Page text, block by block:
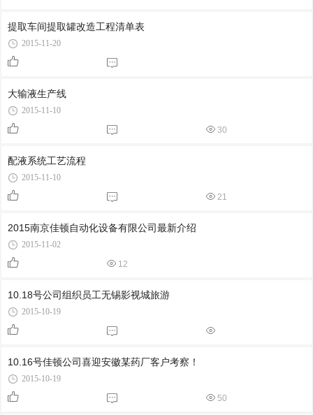
提取车间提取罐改造工程清单表
2015-11-20
大输液生产线
2015-11-10
30
配液系统工艺流程
2015-11-10
21
2015南京佳顿自动化设备有限公司最新介绍
2015-11-02
12
10.18号公司组织员工无锡影视城旅游
2015-10-19
10.16号佳顿公司喜迎安徽某药厂客户考察！
2015-10-19
50